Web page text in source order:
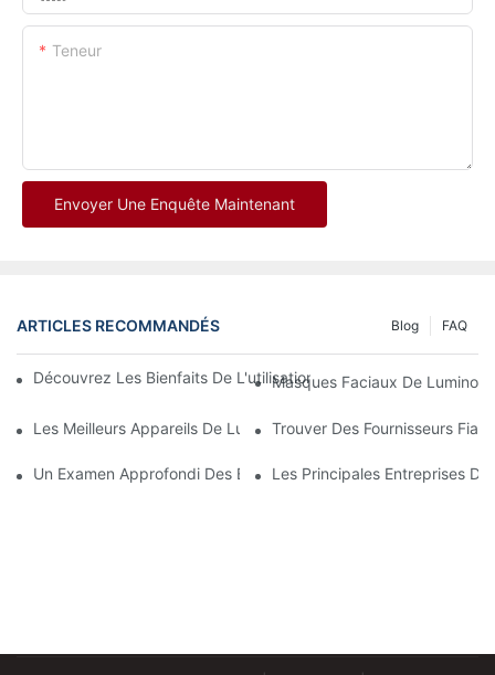
Teneur
Envoyer Une Enquête Maintenant
ARTICLES RECOMMANDÉS FAQ
Blog
Découvrez Les Bienfaits De L'utilisation D'un Masque De
Masques Faciaux De
Les Meilleurs Appareils De Luminothérapie Rouge Et Infrarouge
Trouver Des Fournisseurs
Un Examen Approfondi Des Bienfaits De La Luminothérapie
Les Principales Entreprises